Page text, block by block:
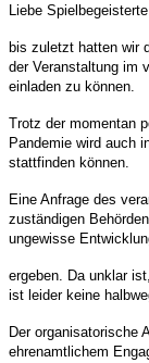
Liebe
bis zuletzt hatten wir
der Veranstaltung im
einladen zu können.
Trotz der momentan
Pandemie wird auch
stattfinden können.
Eine Anfrage des
zuständigen
ungewisse
ergeben. Da unklar
ist leider keine
Der organisatorische
ehrenamtlichem